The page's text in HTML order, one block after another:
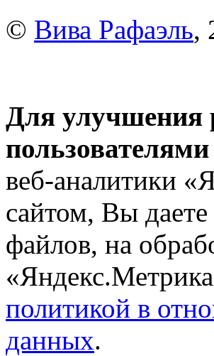
© Вива Рафаэль,
Для улучшения
пользователями
веб-аналитики
сайтом, Вы
файлов, на
политикой в
данных.